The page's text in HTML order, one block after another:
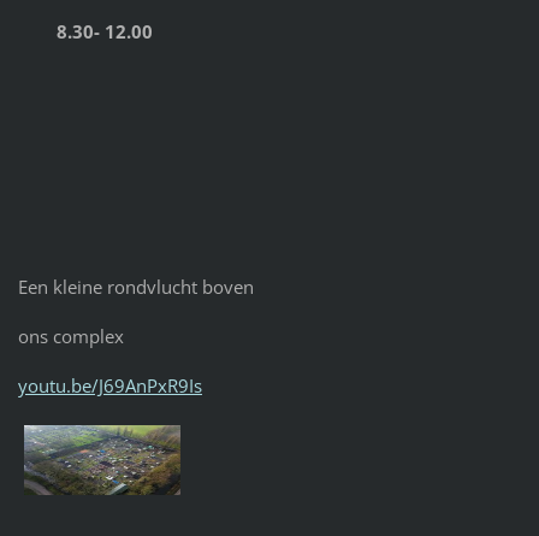
8.30- 12.00
Een kleine rondvlucht boven
ons complex
youtu.be/J69AnPxR9Is